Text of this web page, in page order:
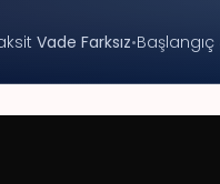
Vade Farksız•Başlangıç